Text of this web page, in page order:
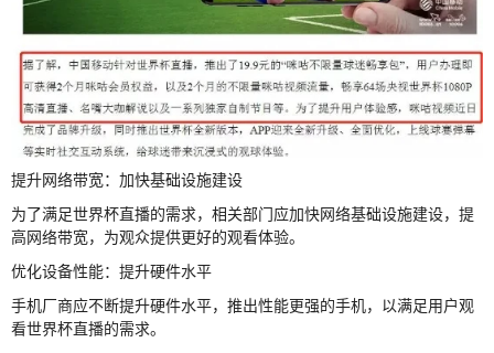
提升网络带宽：加快基础设施建设
为了满足世界杯直播的需求，相关部门应加快网络基础设施建设，提
高网络带宽，为观众提供更好的观看体验。
优化设备性能：提升硬件水平
手机厂商应不断提升硬件水平，推出性能更强的手机，以满足用户观
看世界杯直播的需求。